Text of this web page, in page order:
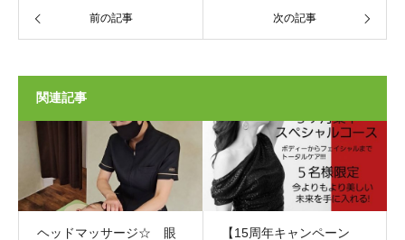
前の記事 次の記事
関連記事
ヘッドマッサージ☆ 眼
【15周年キャンペーン